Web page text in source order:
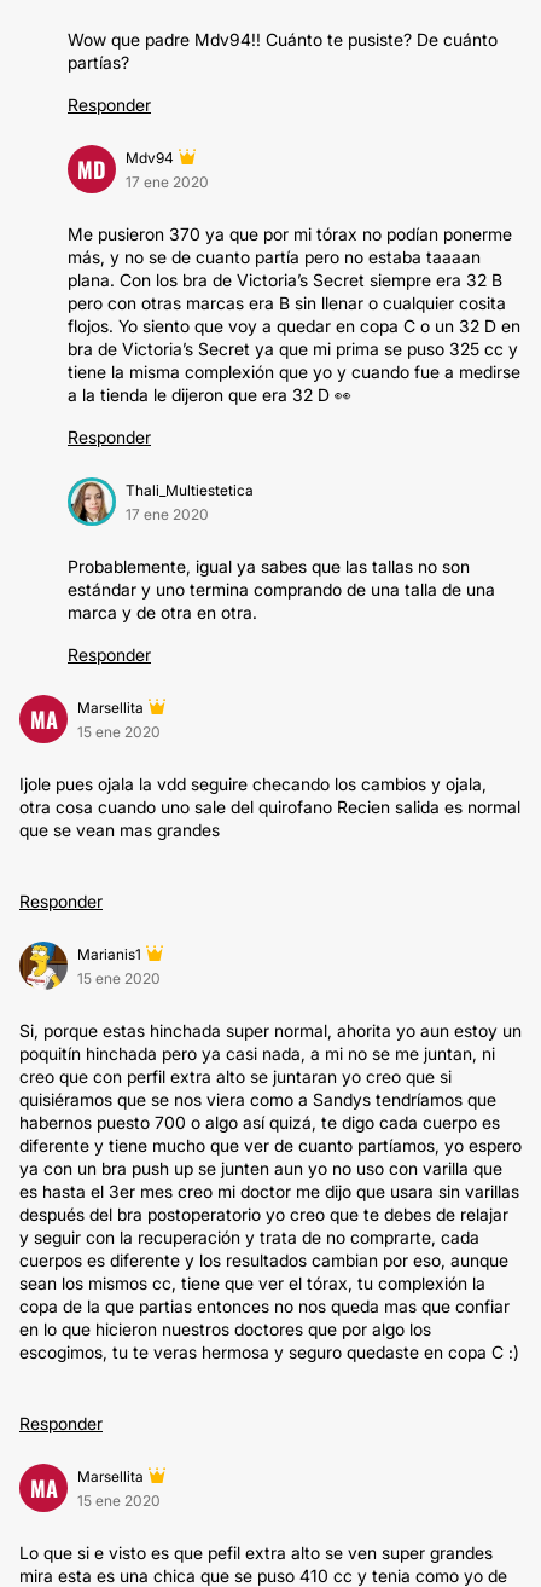
Wow que padre Mdv94!! Cuánto te pusiste? De cuánto
partías?
Responder
MD
Mdv94
17 ene 2020
Me pusieron 370 ya que por mi tórax no podían ponerme
más, y no se de cuanto partía pero no estaba taaaan
plana. Con los bra de Victoria’s Secret siempre era 32 B
pero con otras marcas era B sin llenar o cualquier cosita
flojos. Yo siento que voy a quedar en copa C o un 32 D en
bra de Victoria’s Secret ya que mi prima se puso 325 cc y
tiene la misma complexión que yo y cuando fue a medirse
a la tienda le dijeron que era 32 D 👀
Responder
Thali_Multiestetica
17 ene 2020
Probablemente, igual ya sabes que las tallas no son
estándar y uno termina comprando de una talla de una
marca y de otra en otra.
Responder
MA
Marsellita
15 ene 2020
Ijole pues ojala la vdd seguire checando los cambios y ojala,
otra cosa cuando uno sale del quirofano Recien salida es normal
que se vean mas grandes
Responder
Marianis1
15 ene 2020
Si, porque estas hinchada super normal, ahorita yo aun estoy un
poquitín hinchada pero ya casi nada, a mi no se me juntan, ni
creo que con perfil extra alto se juntaran yo creo que si
quisiéramos que se nos viera como a Sandys tendríamos que
habernos puesto 700 o algo así quizá, te digo cada cuerpo es
diferente y tiene mucho que ver de cuanto partíamos, yo espero
ya con un bra push up se junten aun yo no uso con varilla que
es hasta el 3er mes creo mi doctor me dijo que usara sin varillas
después del bra postoperatorio yo creo que te debes de relajar
y seguir con la recuperación y trata de no comprarte, cada
cuerpos es diferente y los resultados cambian por eso, aunque
sean los mismos cc, tiene que ver el tórax, tu complexión la
copa de la que partias entonces no nos queda mas que confiar
en lo que hicieron nuestros doctores que por algo los
escogimos, tu te veras hermosa y seguro quedaste en copa C :)
Responder
MA
Marsellita
15 ene 2020
Lo que si e visto es que pefil extra alto se ven super grandes
mira esta es una chica que se puso 410 cc y tenia como yo de